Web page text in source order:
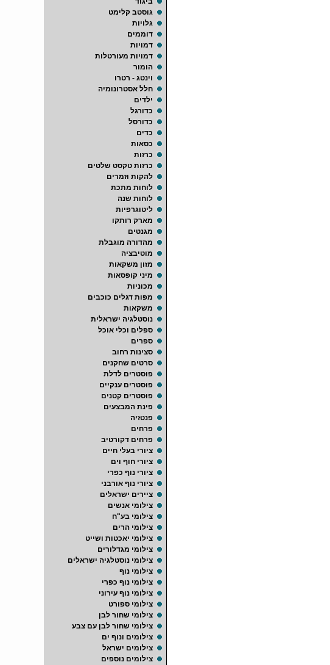
גוסטב קלימט
גלויות
דוממים
דמויות
דמויות מעורטלות
הומור
וינטג - רטרו
חלל אסטרונומיה
ילדים
כדורגל
כדורסל
כדים
כסאות
כרזות
כרזות טקסט שלטים
להקות וזמרים
לוחות מתכת
לוחות שנה
ליטוגרפיות
מארק רותקו
מגנטים
מהדורה מוגבלת
מוטיבציה
מזון משקאות
מיני קופסאות
מכוניות
מפות דגלים כוכבים
משקאות
נוסטלגיה ישראלית
ספלים וכלי אוכל
ספרים
סצינות רחוב
סרטים שחקנים
פוסטרים לדלת
פוסטרים ענקיים
פוסטרים קטנים
פינת המבצעים
פנטזיה
פרחים
פרחים דקורטיב
ציורי בעלי חיים
ציורי חוף וים
ציורי נוף כפרי
ציורי נוף אורבני
ציירים ישראלים
צילומי אנשים
צילומי בע"ח
צילומי הרים
צילומי יאכטות ושייט
צילומי מגדלורים
צילומי נוסטלגיה ישראלים
צילומי נוף
צילומי נוף כפרי
צילומי נוף עירוני
צילומי ספורט
צילומי שחור לבן
צילומי שחור לבן עם צבע
צילומים ונוף ים
צילומים ישראל
צילומים נוספים